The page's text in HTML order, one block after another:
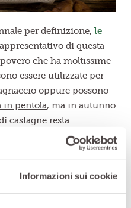
Informazioni sui cookie
per definizione, le
di questa
che ha moltissime
essere utilizzate per
oppure possono
in pentola, ma in autunno
castagne resta
per persona. Mettetele
al setaccio.
prezzemolo pestato e ad